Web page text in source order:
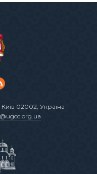
Київ 02002, Україна